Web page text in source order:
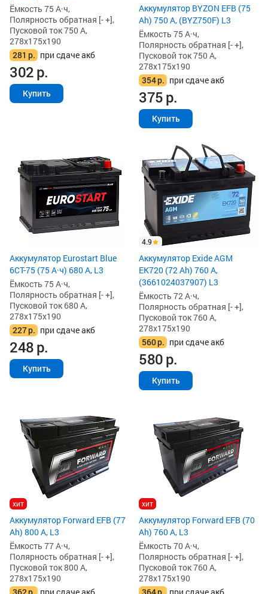
Ёмкость 75 А·ч,
Полярность обратная [- +],
Пусковой ток 750 А,
278x175x190
281 р. при сдаче акб
302р.
Купить
Аккумулятор BYZON EFB (75
Ah) 750 А, (BYZ750F) L3
Ёмкость 75 А·ч,
Полярность обратная [- +],
Пусковой ток 750 А,
278x175x190
354р. при сдаче акб
375р.
Купить
Аккумулятор Eurostart Blue
6CT-75 (75 А·ч) 680 А, L3
Ёмкость 75 А·ч,
Полярность обратная [- +],
Пусковой ток 680 А,
278x175x190
227р. при сдаче акб
248р.
Купить
4.9
Аккумулятор Exide AGM
EK720 (72 Ah) 760 А,
(3661024037907) L3
Ёмкость 72 А·ч,
Полярность обратная [- +],
Пусковой ток 760 А,
278x175x190
560р. при сдаче акб
580р.
Купить
хит
Аккумулятор Forward EFB (77
Ah) 800 А, L3
Ёмкость 77 А·ч,
Полярность обратная [- +],
Пусковой ток 800 А,
278x175x190
хит
Аккумулятор Forward EFB (70
Ah) 760 А, L3
Ёмкость 70 А·ч,
Полярность обратная [- +],
Пусковой ток 760 А,
278x175x190